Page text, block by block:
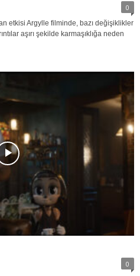
0
etkisi Argylle filminde, bazı değişiklikler
aşırı şekilde karmaşıklığa neden
0